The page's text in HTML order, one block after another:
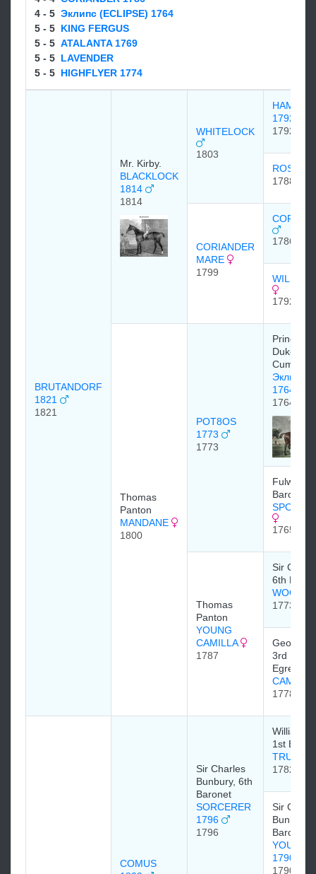
4 - 5 Эклипс (ECLIPSE) 1764
5 - 5 KING FERGUS
5 - 5 ATALANTA 1769
5 - 5 LAVENDER
5 - 5 HIGHFLYER 1774
BRUTANDORF
1821
1821
Mr. Kirby.
BLACKLOCK
1814
1814
WHITELOCK
1803
1792
1792
1788
CORIANDER
MARE
1799
1786
1792
Thomas
Panton
MANDANE
1800
POT8OS
1773
1773
Prince
Duke of
Эклипс
1764
1764
Fulwar
Baron
1765
Thomas
Panton
YOUNG
CAMILLA
1787
Sir
6th
1773
George
3rd Earl
Egremont
1778
COMUS
Sir Charles
Bunbury, 6th
Baronet
SORCERER
1796
1796
William
1st Earl
1782
Sir
Bunbury,
Baronet
YOUNG
1790
1790